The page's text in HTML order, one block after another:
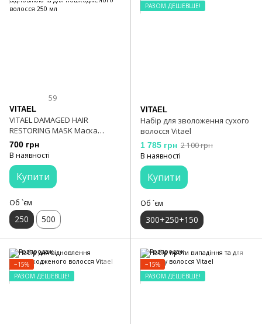
59
VITAEL
VITAEL DAMAGED HAIR
RESTORING MASK Маска
відновлююча для
пошкодженого волосся 250
700 грн
В наявності
Купити
Об `єм
250 500
РАЗОМ ДЕШЕВШЕ!
VITAEL
Набір для зволоження сухого
волосся Vitael
1 785 грн 2 100 грн
В наявності
Купити
Об `єм
300+250+150
−15%
РАЗОМ ДЕШЕВШЕ!
−15%
РАЗОМ ДЕШЕВШЕ!